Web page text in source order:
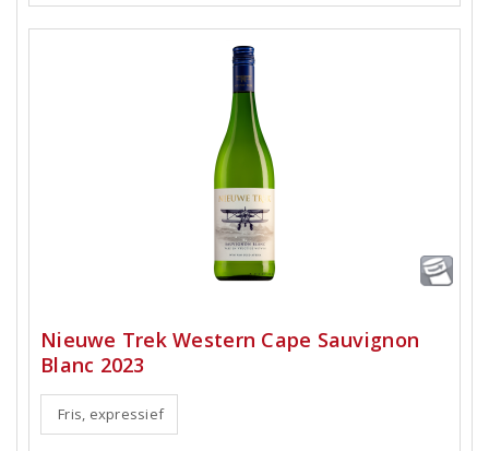
Nieuwe Trek Western Cape Sauvignon
Blanc 2023
Fris, expressief